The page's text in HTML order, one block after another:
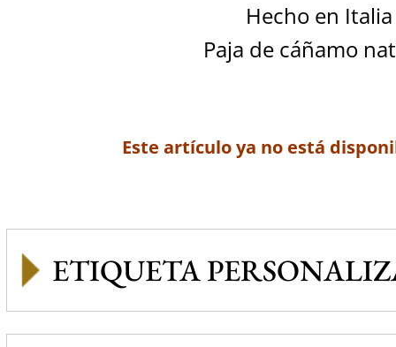
Hecho en Italia
Paja de cáñamo
Este artículo ya no está
ETIQUETA